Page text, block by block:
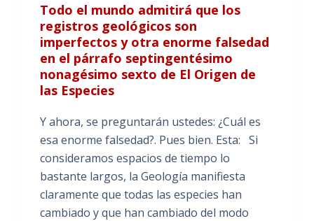
Todo el mundo admitirá que los
registros geológicos son
imperfectos y otra enorme falsedad
en el párrafo septingentésimo
nonagésimo sexto de El Origen de
las Especies
Y ahora, se preguntarán ustedes: ¿Cuál es
esa enorme falsedad?. Pues bien. Esta: Si
consideramos espacios de tiempo lo
bastante largos, la Geología manifiesta
claramente que todas las especies han
cambiado y que han cambiado del modo